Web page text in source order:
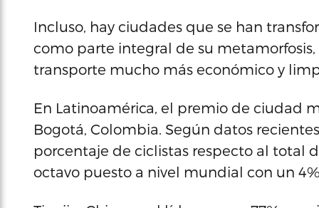
Incluso, hay ciudades que se han
como parte integral de su
transporte mucho más económico y
En Latinoamérica, el premio de ciudad
Bogotá, Colombia. Según datos
porcentaje de ciclistas respecto al total
octavo puesto a nivel mundial con un